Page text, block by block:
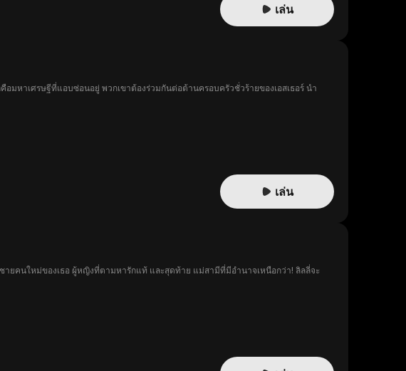
เล่น
มหาเศรษฐีที่แอบซ่อนอยู่ พวกเขาต้องร่วมกันต่อต้านครอบครัวชั่วร้ายของเอสเธอร์ นำ
เล่น
ายคนใหม่ของเธอ ผู้หญิงที่ตามหารักแท้ และสุดท้าย แม่สามีที่มีอำนาจเหนือกว่า! ลิลลี่จะ